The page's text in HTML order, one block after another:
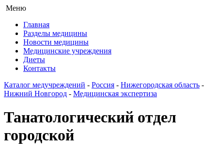
Меню
Главная
Разделы медицины
Новости медицины
Медицинские учреждения
Диеты
Контакты
Каталог медучреждений - Россия - Нижегородская область -
Нижний Новгород - Медицинская экспертиза
Танатологический отдел
городской